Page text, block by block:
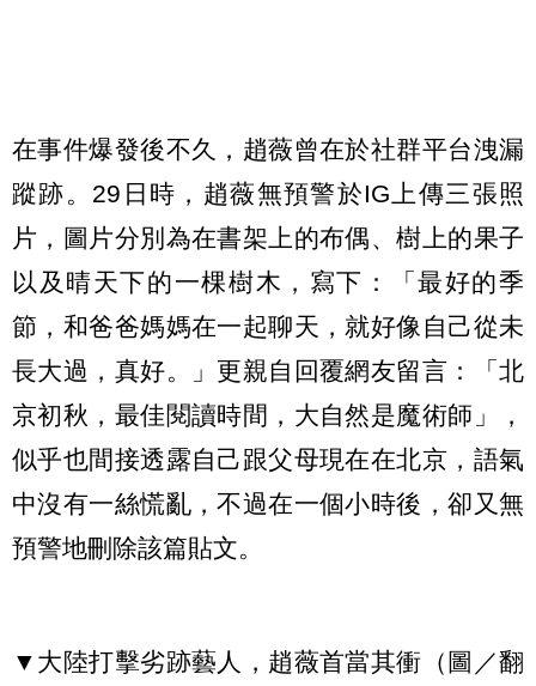
在事件爆發後不久，趙薇曾在於社群平台洩漏
蹤跡。29日時，趙薇無預警於IG上傳三張照
片，圖片分別為在書架上的布偶、樹上的果子
以及晴天下的一棵樹木，寫下：「最好的季
節，和爸爸媽媽在一起聊天，就好像自己從未
長大過，真好。」更親自回覆網友留言：「北
京初秋，最佳閱讀時間，大自然是魔術師」，
似乎也間接透露自己跟父母現在在北京，語氣
中沒有一絲慌亂，不過在一個小時後，卻又無
預警地刪除該篇貼文。
▼大陸打擊劣跡藝人，趙薇首當其衝（圖／翻